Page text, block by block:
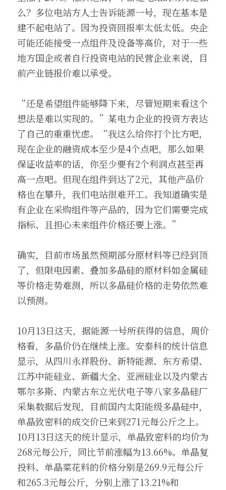
么？多位电站方人士告诉能源一号，现在基本是
建不起电站了。因为投资回报率太低太低。央企
可能还能接受一点组件及设备等高价，对于一些
地方国企或者自行投资电站的民营企业来说，目
前产业链报价难以承受。
“还是希望组件能够降下来，尽管短期来看这个
想法是难以实现的。”某电力企业的投资方表达
了自己的重重忧虑。“我这么给你打个比方吧，
现在企业的融资成本至少是4个点吧，那么如果
保证收益率的话，你至少要有2个利润点甚至再
高一点吧。但现在组件到达了2元，其他产品价
格也在攀升，我们电站很难开工。我知道确实是
有企业在采购组件等产品的，因为它们需要完成
指标、且担心未来组件价格还要上涨。”
确实，目前市场虽然预期部分原材料等已经到顶
了，但限电因素、叠加多晶硅的原材料如金属硅
等价格走势难测，所以多晶硅价格的走势依然难
以预测。
10月13日这天，据能源一号所获得的信息，周价
格看，多晶价仍在继续上涨。安泰科的统计信息
显示，从四川永祥股份、新特能源、东方希望、
江苏中能硅业、新疆大全、亚洲硅业以及内蒙古
鄂尔多斯、内蒙古东立光伏电子等八家多晶硅厂
采集数据后发现，目前国内太阳能级多晶硅中，
单晶致密料的成交价已来到271元每公斤之上。
10月13日这天的统计显示，单晶致密料的均价为
268元每公斤，同比节前涨幅为13.66%。单晶复
投料、单晶菜花料的价格分别是269.9元每公斤
和265.3元每公斤，分别上涨了13.21%和